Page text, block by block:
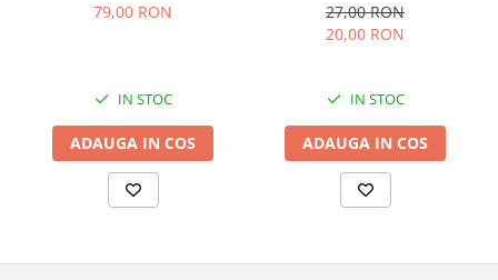
79,00 RON
IN STOC
ADAUGA IN COS
27,00 RON
20,00 RON
IN STOC
ADAUGA IN COS